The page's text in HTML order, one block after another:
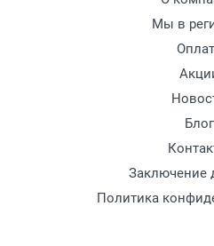
Мы в
Блог
Заключение
Политика